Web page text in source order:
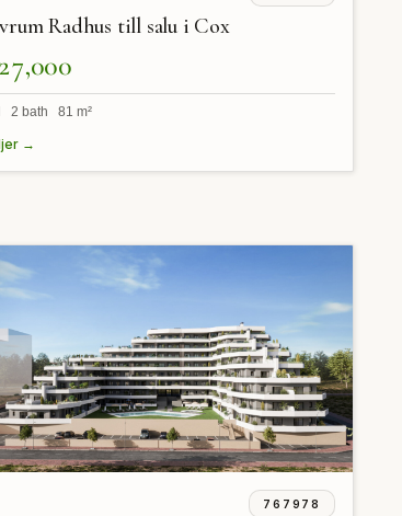
Radhus till salu i Cox
2 bath 81 m²
→
767978